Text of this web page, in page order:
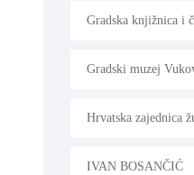
Gradska knjižnica i
Gradski muzej
Hrvatska zajednica
IVAN BOSANČIĆ